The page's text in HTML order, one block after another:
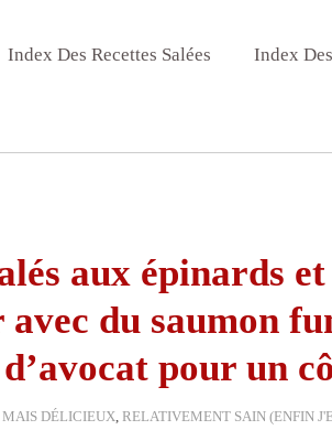
Index Des Recettes Salées Index
aux épinards
du saumon
d’avocat pour un
DÉLICIEUX, RELATIVEMENT SAIN (ENFIN